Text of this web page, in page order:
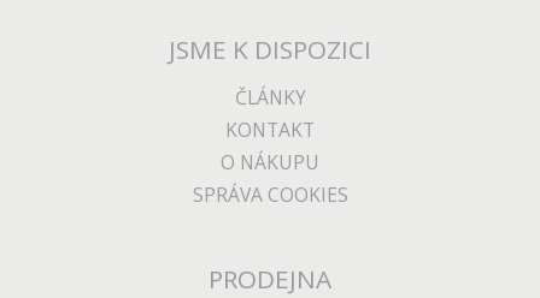
JSME K DISPOZICI
ČLÁNKY
KONTAKT
O NÁKUPU
SPRÁVA COOKIES
PRODEJNA